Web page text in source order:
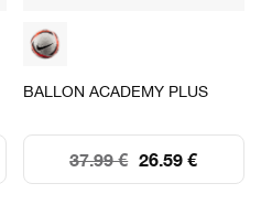
BALLON ACADEMY PLUS
26.59 €
37.99 €